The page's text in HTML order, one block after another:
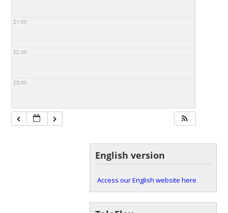
21:00
22:00
23:00
English version
Access our English website here